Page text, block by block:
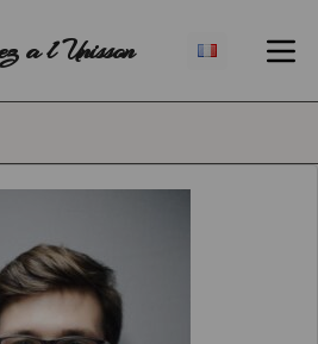
a l Unisson